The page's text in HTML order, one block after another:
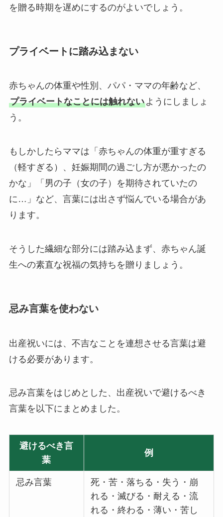
を贈る時期を遅めにするのがよいでしょう。
プライベートに踏み込まない
赤ちゃんの体重や性別、パパ・ママの年齢など、
プライベートなことには触れないようにしましょ
う。
もしかしたらママは「赤ちゃんの体重が重すぎる
（軽すぎる）、妊娠期間の過ごし方が悪かったの
かな」「男の子（女の子）を期待されていたの
に…」など、言葉には出さず悩んでいる場合があ
ります。
そうした繊細な部分には踏み込まず、赤ちゃん誕
生への素直な祝福の気持ちを贈りましょう。
忌み言葉を使わない
出産祝いには、不吉なことを連想させる言葉は避
ける必要があります。
忌み言葉をはじめとした、出産祝いで避けるべき
言葉を以下にまとめました。
避けるべき言
葉
例
忌み言葉
死・苦・落ちる・失う・崩
れる・滅びる・耐える・流
れる・終わる・薄い・苦し